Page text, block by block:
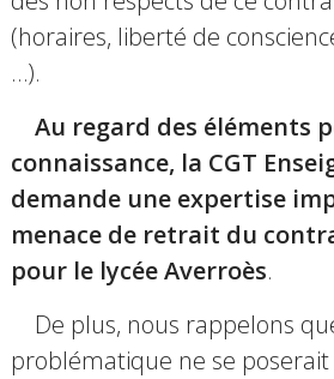
(horaires, liberté de
…).
Au regard des éléments
connaissance, la CGT
demande une expertise
menace de retrait du
pour le lycée Averroès.
De plus, nous rappelons
problématique ne se poserait